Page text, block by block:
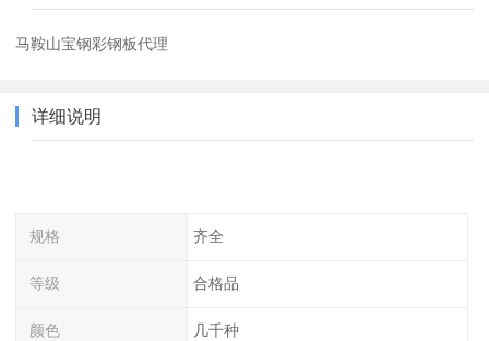
马鞍山宝钢彩钢板代理
详细说明
规格 齐全
等级 合格品
颜色 几千种